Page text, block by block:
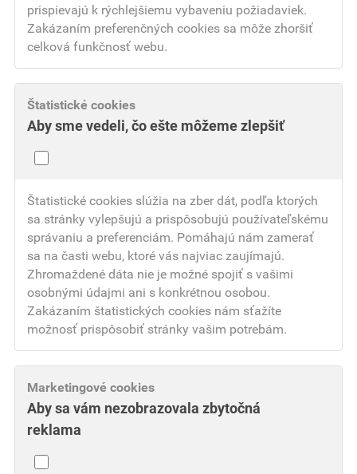
prispievajú k rýchlejšiemu vybaveniu požiadaviek.
Zakázaním preferenčných cookies sa môže zhoršiť
celková funkčnosť webu.
Štatistické cookies
Aby sme vedeli, čo ešte môžeme zlepšiť
Štatistické cookies slúžia na zber dát, podľa ktorých
sa stránky vylepšujú a prispôsobujú používateľskému
správaniu a preferenciám. Pomáhajú nám zamerať
sa na časti webu, ktoré vás najviac zaujímajú.
Zhromaždené dáta nie je možné spojiť s vašimi
osobnými údajmi ani s konkrétnou osobou.
Zakázaním štatistických cookies nám sťažíte
možnosť prispôsobiť stránky vašim potrebám.
Marketingové cookies
Aby sa vám nezobrazovala zbytočná
reklama